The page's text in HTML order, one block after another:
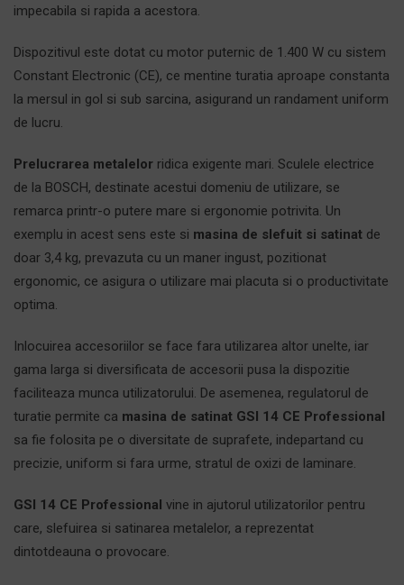
impecabila si rapida a acestora.
Dispozitivul este dotat cu motor puternic de 1.400 W cu sistem
Constant Electronic (CE), ce mentine turatia aproape constanta
la mersul in gol si sub sarcina, asigurand un randament uniform
de lucru.
Prelucrarea metalelor ridica exigente mari. Sculele electrice
de la BOSCH, destinate acestui domeniu de utilizare, se
remarca printr-o putere mare si ergonomie potrivita. Un
exemplu in acest sens este si masina de slefuit si satinat de
doar 3,4 kg, prevazuta cu un maner ingust, pozitionat
ergonomic, ce asigura o utilizare mai placuta si o productivitate
optima.
Inlocuirea accesoriilor se face fara utilizarea altor unelte, iar
gama larga si diversificata de accesorii pusa la dispozitie
faciliteaza munca utilizatorului. De asemenea, regulatorul de
turatie permite ca masina de satinat GSI 14 CE Professional
sa fie folosita pe o diversitate de suprafete, indepartand cu
precizie, uniform si fara urme, stratul de oxizi de laminare.
GSI 14 CE Professional vine in ajutorul utilizatorilor pentru
care, slefuirea si satinarea metalelor, a reprezentat
dintotdeauna o provocare.